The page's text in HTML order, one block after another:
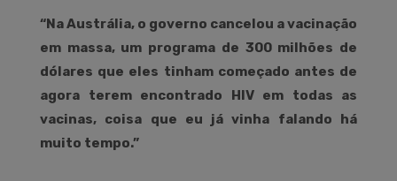
“Na Austrália, o governo cancelou a vacinação
em massa, um programa de 300 milhões de
dólares que eles tinham começado antes de
agora terem encontrado HIV em todas as
vacinas, coisa que eu já vinha falando há
muito tempo.”